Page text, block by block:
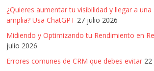
Revista
iBlue
Marketing
|
¿Quieres aumentar tu visibilidad y llegar a una
amplia? Usa ChatGPT 27 julio 2026
Midiendo y Optimizando tu Rendimiento en
julio 2026
Errores comunes de CRM que debes evitar